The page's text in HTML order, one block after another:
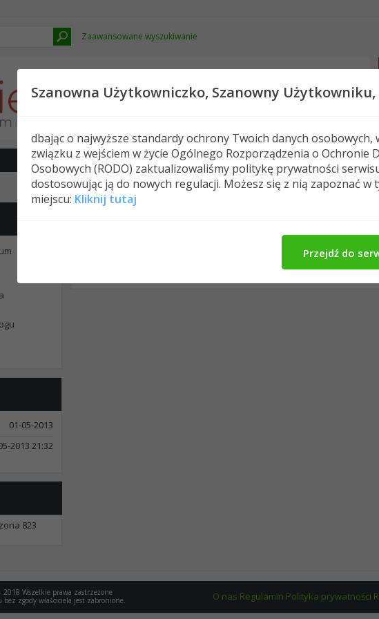
Zaawansowane wyszukiwanie
Nowe posty FAQ Kalendarz
01-05-2013
2013 21:32
823
Wszelkie prawa zastrzeżone
zgody właściciela jest zabronione.
O nas Regulamin Polityka prywatności
Szanowna Użytkowniczko, Szanowny Użytkowniku,
dbając o najwyższe standardy ochrony Twoich danych osobowych,
związku z wejściem w życie Ogólnego Rozporządzenia o Ochronie
Osobowych (RODO) zaktualizowaliśmy politykę prywatności
dostosowując ją do nowych regulacji. Możesz się z nią zapoznać w
miejscu: Kliknij tutaj
Przejdź do